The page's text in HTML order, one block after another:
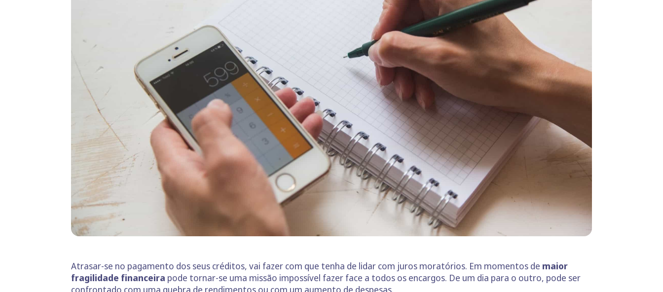
Atrasar-se no pagamento dos seus créditos, vai fazer com que tenha de lidar com juros moratórios. Em momentos de maior
fragilidade financeira pode tornar-se uma missão impossível fazer face a todos os encargos. De um dia para o outro, pode ser
confrontado com uma quebra de rendimentos ou com um aumento de despesas.